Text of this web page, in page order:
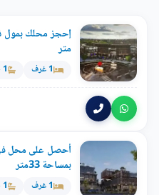
متر
1 غرف 1 حمام
أحصل على محل
بمساحة 33متر
1 غرف 1 حمام